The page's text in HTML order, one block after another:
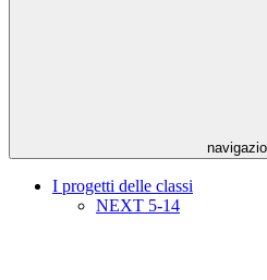
I progetti delle classi
NEXT 5-14